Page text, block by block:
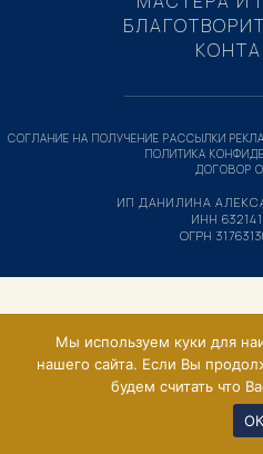
ИП ДАНИЛИНА
ИНН
ОГРН
СОГЛАНИЕ НА ПОЛУЧЕНИЕ РАССЫЛКИ
ПОЛИТИКА
ДОГОВОР
Мы используем куки для
нашего сайта. Если Вы
будем считать что
ОК